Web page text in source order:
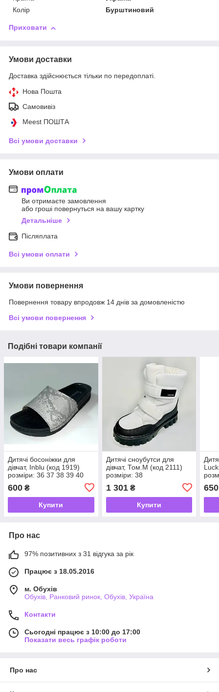
Колір
Бурштиновий
Приховати
Умови доставки
Доставка здійснюється тільки по передоплаті.
Нова Пошта
Самовивіз
Meest ПОШТА
Всі умови доставки
Умови оплати
Ви отримаєте замовлення
або гроші повернуться на вашу картку
Детальніше
Післяплата
Всі умови оплати
Умови повернення
Повернення товару впродовж 14 днів за домовленістю
Всі умови повернення
Подібні товари компанії
Дитячі босоніжки для
дівчат, Inblu (код 1919)
розміри: 36 37 38 39 40
600 ₴
Купити
Дитячі сноубутси для
дівчат, Том.М (код 2111)
розміри: 38
1 301₴
Купити
650
Про нас
97% позитивних з 31 відгука за рік
Працює з 18.05.2016
м. Обухів
Обухів, Ранковий ринок, Обухів, Україна
Контакти
Сьогодні працює з 10:00 до 17:00
Показати весь графік роботи
Про нас